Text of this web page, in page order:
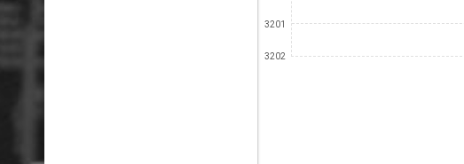
3201
3202